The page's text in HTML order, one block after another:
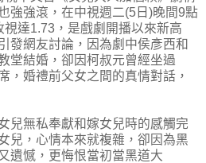
強強滾，在中視週二(5日)晚間9點
達1.73，是戲劇開播以來新高
發網友討論，因為劇中侯彥西和
堂結婚，卻因柯叔元曾經坐過
，婚禮前父女之間的真情對話，
兒無私奉獻和嫁女兒時的感觸完
兒，心情本來就複雜，卻因為黑
遺憾，更悔恨當初當黑道大